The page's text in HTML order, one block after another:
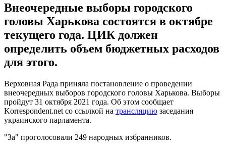
Внеочередные выборы городского
головы Харькова состоятся в октябре
текущего года. ЦИК должен
определить объем бюджетных расходов
для этого.
Верховная Рада приняла постановление о проведении
внеочередных выборов городского головы Харькова. Выборы
пройдут 31 октября 2021 года. Об этом сообщает
Korrespondent.net со ссылкой на трансляцию заседания
украинского парламента.
"За" проголосовали 249 народных избранников.